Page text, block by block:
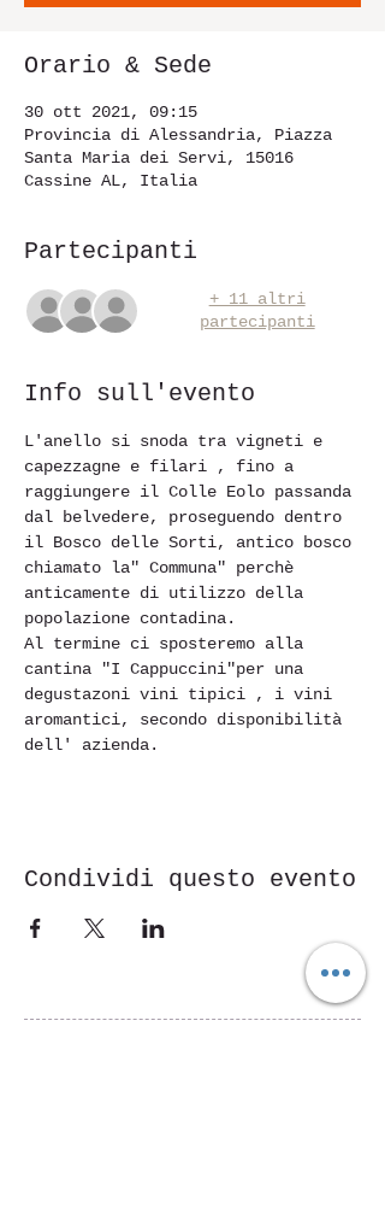
Orario & Sede
30 ott 2021, 09:15
Provincia di Alessandria, Piazza
Santa Maria dei Servi, 15016
Cassine AL, Italia
Partecipanti
+ 11 altri
partecipanti
Info sull'evento
L'anello si snoda tra vigneti e
capezzagne e filari , fino a
raggiungere il Colle Eolo passanda
dal belvedere, proseguendo dentro
il Bosco delle Sorti, antico bosco
chiamato la" Communa" perchè
anticamente di utilizzo della
popolazione contadina.
Al termine ci sposteremo alla
cantina "I Cappuccini"per una
degustazoni vini tipici , i vini
aromantici, secondo disponibilità
dell' azienda.
Condividi questo evento